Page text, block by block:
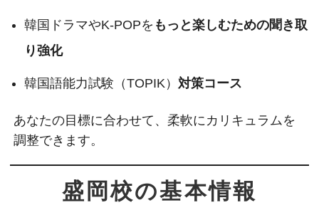
韓国ドラマやK-POPを もっと楽しむための聞き取
り強化
韓国語能力試験（TOPIK）対策コース
あなたの目標に合わせて、柔軟にカリキュラムを
調整できます。
盛岡校の基本情報